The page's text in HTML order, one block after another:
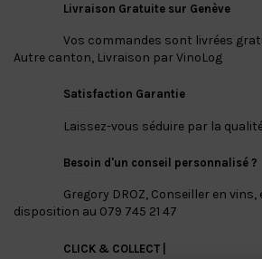
Livraison Gratuite sur Genève
Vos commandes sont livrées
Autre canton, Livraison par VinoLog
Satisfaction Garantie
Laissez-vous séduire par la
Besoin d'un conseil personnalisé ?
Gregory DROZ, Conseiller en
disposition au 079 745 21 47
CLICK & COLLECT |